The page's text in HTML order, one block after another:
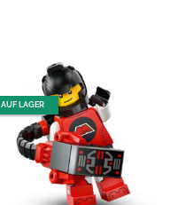
AUF LAGER